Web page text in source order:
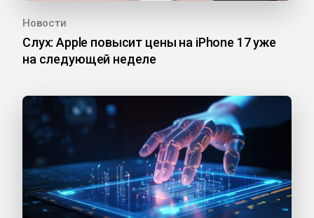
Новости
Слух: Apple повысит цены на iPhone 17 уже
на следующей неделе